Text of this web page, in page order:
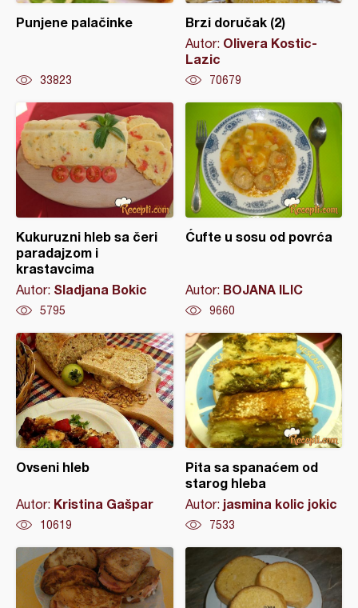
Punjene palačinke
33823
Brzi doručak (2)
Autor: Olivera Kostic-
Lazic
70679
Kukuruzni hleb sa čeri
paradajzom i
krastavcima
Autor: Sladjana Bokic
5795
Ćufte u sosu od povrća
Autor: BOJANA ILIC
9660
Ovseni hleb
Autor: Kristina Gašpar
10619
Pita sa spanaćem od
starog hleba
Autor: jasmina kolic jokic
7533